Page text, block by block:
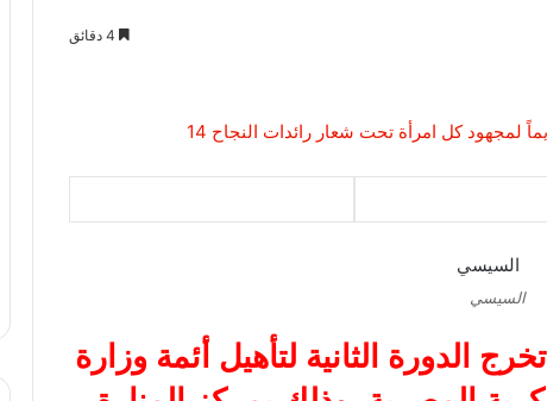
السيسي
الدورة الثانية لتأهيل أئمة وزارة